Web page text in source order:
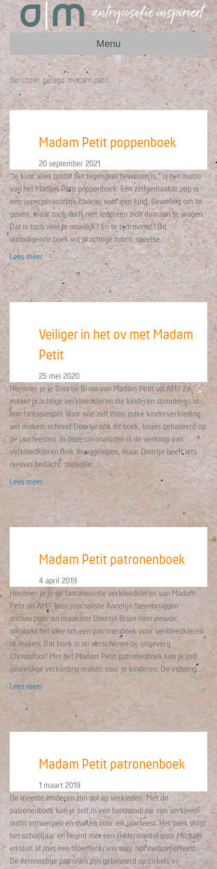
Menu
Berichten getagd ‘madam petit’
Madam Petit poppenboek
20 september 2021
“Je kunt alles totdat het tegendeel bewezen is,” is het motto
van het Madam Petit poppenboek. Een zelfgemaakte pop is
een superpersoonlijk cadeau voor een kind. Geweldig om te
geven, maar toch durft niet iedereen zich daaraan te wagen.
Dat is toch veel te moeilijk? En te tijdrovend? Dit
uitnodigende boek vol prachtige foto’s, speelse…
Lees meer
Veiliger in het ov met Madam
Petit
25 mei 2020
Herinner je je Doortje Bruin van Madam Petit uit AM? Ze
maakt prachtige verkleedkleren die kinderen stimuleren in
hun fantasiespel. Voor wie zelf thuis zulke kinderverkleding
wil maken, schreef Doortje ook dit boek, losjes gebaseerd op
de jaarfeesten. In deze coronatijden is de verkoop van
verkleedkleren flink teruggelopen, maar Doortje heeft iets
nieuws bedacht: stijlvolle,…
Lees meer
Madam Petit patronenboek
4 april 2019
Herinner je je de fantasievolle verkleedkleren van Madam
Petit uit AM? Toen journaliste Annelijn Steenbruggen
ontwerpster en maakster Doortje Bruin interviewde,
ontstond het idee om een patronenboek voor verkleedkleren
te maken. Dat boek is nu verschenen bij uitgeverij
Christofoor! Met het Madam Petit patronenboek kun je zelf
geweldige verkleding maken voor je kinderen. De indeling…
Lees meer
Madam Petit patronenboek
1 maart 2019
De meeste kinderen zijn dol op verkleden. Met dit
patronenboek kun je zelf in een handomdraai een verkleed-
outfit ontwerpen en maken voor elk jaarfeest. Het boek volgt
het schooljaar en begint met een riddermantel voor Michaël
en sluit af met een bloemenkrans voor het midzomerfeest.
De eenvoudige patronen zijn gebaseerd op cirkels en